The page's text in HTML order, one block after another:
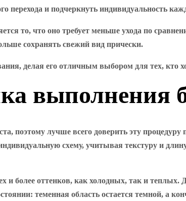
и подчеркнуть индивидуальность
то, что оно требует меньше ухода по
сохранять свежий вид прически.
делая его отличным выбором для тех, кто
выполнения
поэтому лучше всего доверить эту
схему, учитывая текстуру и
и более оттенков, как холодных, так и
теменная область остается темной, а